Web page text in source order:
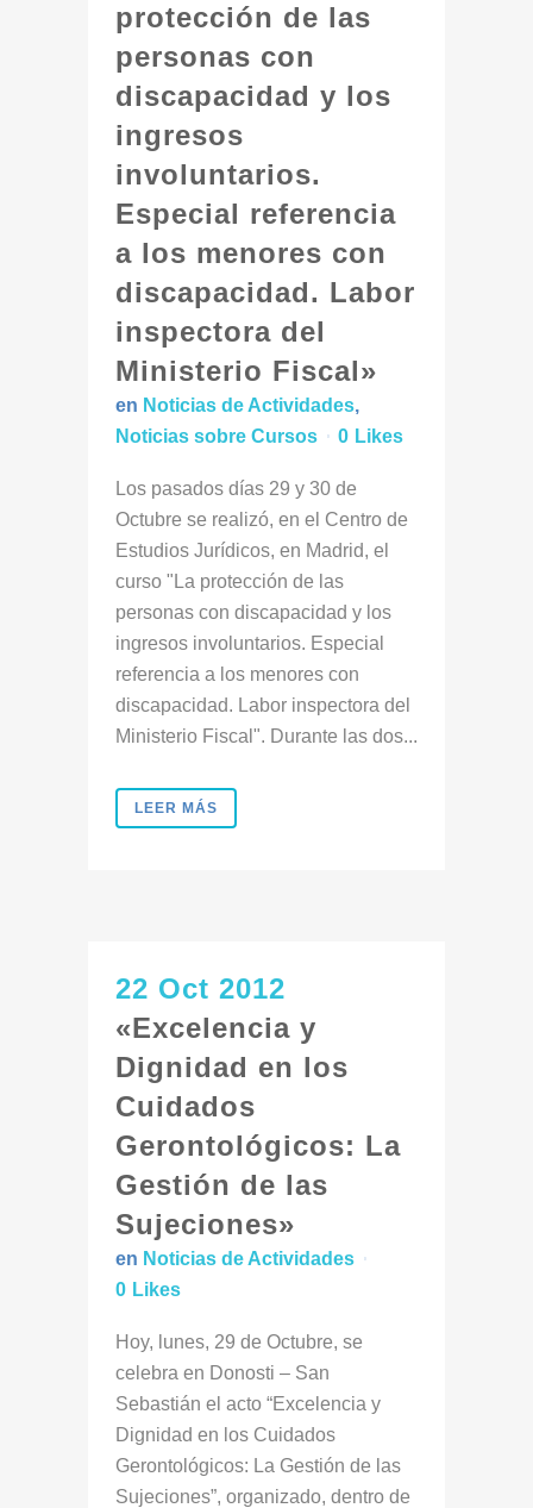
protección de las
personas con
discapacidad y los
ingresos
involuntarios.
Especial referencia
a los menores con
discapacidad. Labor
inspectora del
Ministerio Fiscal»
en Noticias de Actividades,
Noticias sobre Cursos
0 Likes
Los pasados días 29 y 30 de
Octubre se realizó, en el Centro de
Estudios Jurídicos, en Madrid, el
curso "La protección de las
personas con discapacidad y los
ingresos involuntarios. Especial
referencia a los menores con
discapacidad. Labor inspectora del
Ministerio Fiscal". Durante las dos...
LEER MÁS
22 Oct 2012
«Excelencia y
Dignidad en los
Cuidados
Gerontológicos: La
Gestión de las
Sujeciones»
en Noticias de Actividades
0 Likes
Hoy, lunes, 29 de Octubre, se
celebra en Donosti – San
Sebastián el acto “Excelencia y
Dignidad en los Cuidados
Gerontológicos: La Gestión de las
Sujeciones”, organizado, dentro de